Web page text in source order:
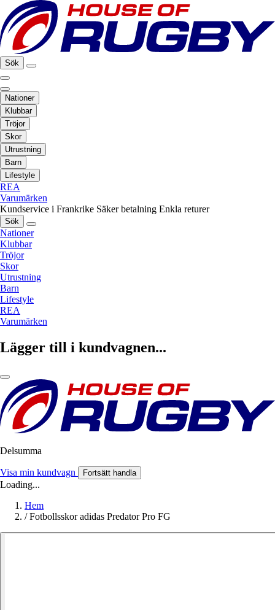
Sök
Nationer
Klubbar
Tröjor
Skor
Utrustning
Barn
Lifestyle
REA
Varumärken
Kundservice i Frankrike Säker betalning Enkla returer
Sök
Nationer
Klubbar
Tröjor
Skor
Utrustning
Barn
Lifestyle
REA
Varumärken
Lägger till i kundvagnen...
Delsumma
Visa min kundvagn Fortsätt handla
Loading...
Hem
/ Fotbollsskor adidas Predator Pro FG